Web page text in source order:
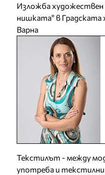
Изложба
нишката" в Градската
Варна
Текстилът - между
употреба и